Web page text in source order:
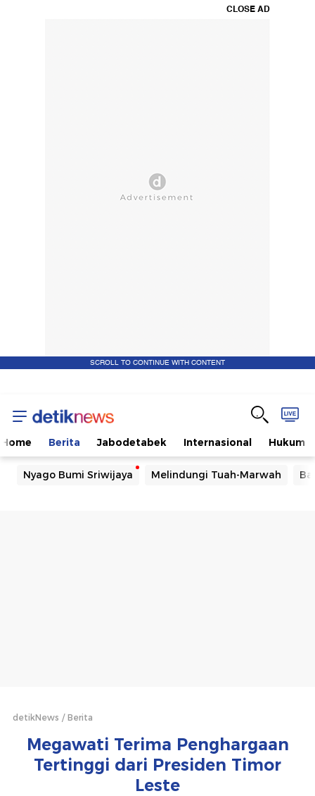
CLOSE AD
SCROLL TO CONTINUE WITH CONTENT
Home Berita Jabodetabek Internasional Hukum
Nyago Bumi Sriwijaya Melindungi Tuah-Marwah
detikNews Berita
Megawati Terima Penghargaan
Tertinggi dari Presiden Timor
Leste